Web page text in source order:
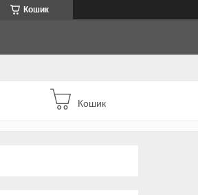
Кошик
Кошик